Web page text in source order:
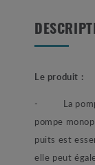
Le produit :
- La pompe
pompe
puits est
elle peut